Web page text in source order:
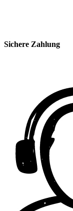
Sichere Zahlung